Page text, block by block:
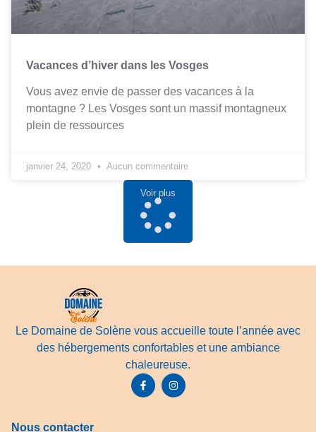
Vacances d’hiver dans les Vosges
Vous avez envie de passer des vacances à la
montagne ? Les Vosges sont un massif montagneux
plein de ressources
janvier 24, 2020 Aucun commentaire
Voir plus
Le Domaine de Solène vous accueille toute l’année avec
des hébergements confortables et une ambiance
chaleureuse.
Nous contacter